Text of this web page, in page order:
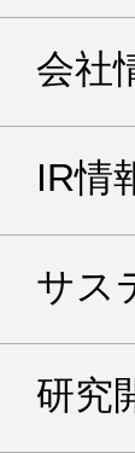
会社
IR情
サス
研究